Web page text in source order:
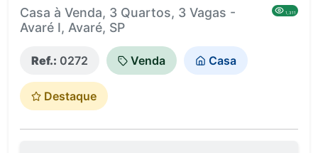
Casa à Venda, 3 Quartos, 3 Vagas -
Avaré I, Avaré, SP
1,311
Ref.: 0272 Venda Casa
Destaque